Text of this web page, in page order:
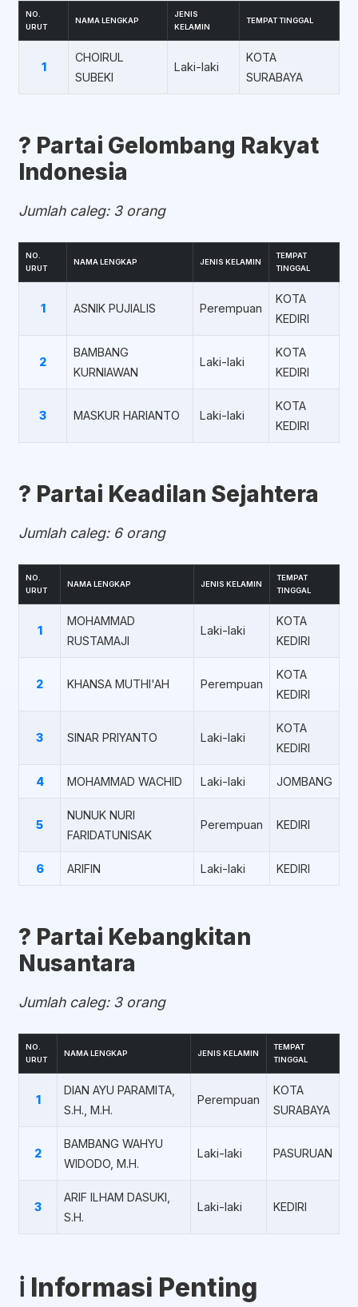
NO.
URUT
NAMA LENGKAP
JENIS
KELAMIN
TEMPAT TINGGAL
1
CHOIRUL
SUBEKI
Laki-laki
KOTA
SURABAYA
?️ Partai Gelombang Rakyat
Indonesia
Jumlah caleg: 3 orang
NO.
URUT
NAMA LENGKAP JENIS KELAMIN
TEMPAT
TINGGAL
1 ASNIK PUJIALIS Perempuan
KOTA
KEDIRI
2
BAMBANG
KURNIAWAN
Laki-laki
KOTA
KEDIRI
3 MASKUR HARIANTO Laki-laki
KOTA
KEDIRI
?️ Partai Keadilan Sejahtera
Jumlah caleg: 6 orang
NO.
URUT
NAMA LENGKAP JENIS KELAMIN
TEMPAT
TINGGAL
1
MOHAMMAD
RUSTAMAJI
Laki-laki
KOTA
KEDIRI
2 KHANSA MUTHI'AH Perempuan
KOTA
KEDIRI
3 SINAR PRIYANTO Laki-laki
KOTA
KEDIRI
4 MOHAMMAD WACHID Laki-laki JOMBANG
5
NUNUK NURI
FARIDATUNISAK
Perempuan KEDIRI
6 ARIFIN Laki-laki KEDIRI
?️ Partai Kebangkitan
Nusantara
Jumlah caleg: 3 orang
NO.
URUT
NAMA LENGKAP JENIS KELAMIN
TEMPAT
TINGGAL
1
DIAN AYU PARAMITA,
S.H., M.H.
Perempuan
KOTA
SURABAYA
2
BAMBANG WAHYU
WIDODO, M.H.
Laki-laki PASURUAN
3
ARIF ILHAM DASUKI,
S.H.
Laki-laki KEDIRI
ℹ️ Informasi Penting